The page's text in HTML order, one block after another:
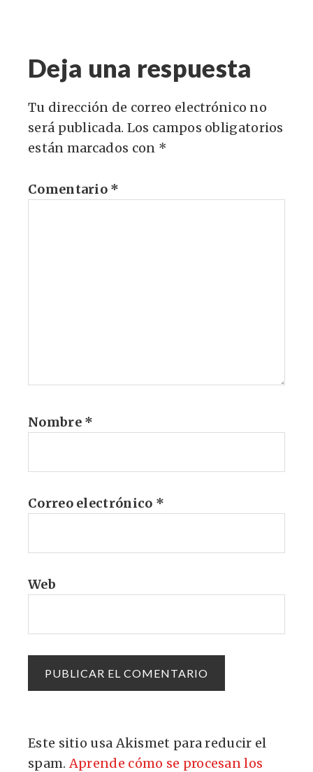
Deja una respuesta
Tu dirección de correo electrónico no
será publicada. Los campos obligatorios
están marcados con *
Comentario *
Nombre *
Correo electrónico *
Web
Este sitio usa Akismet para reducir el
spam.Aprende cómo se procesan los